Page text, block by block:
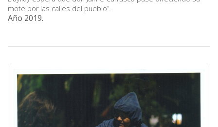
mote por las calles del pueblo”.
Año 2019.